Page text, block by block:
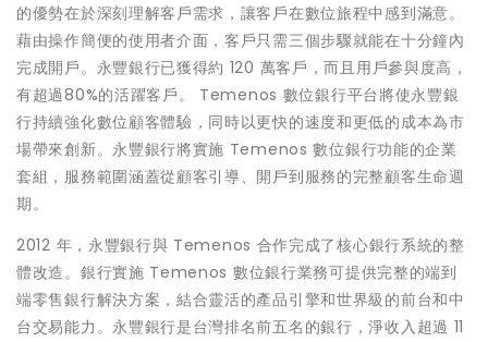
的優勢在於深刻理解客戶需求，讓客戶在數位旅程中感到滿意。
藉由操作簡便的使用者介面，客戶只需三個步驟就能在十分鐘內
完成開戶。永豐銀行已獲得約 120 萬客戶，而且用戶參與度高，
有超過80%的活躍客戶。 Temenos 數位銀行平台將使永豐銀
行持續強化數位顧客體驗，同時以更快的速度和更低的成本為市
場帶來創新。永豐銀行將實施 Temenos 數位銀行功能的企業
套組，服務範圍涵蓋從顧客引導、開戶到服務的完整顧客生命週
期。
2012 年，永豐銀行與 Temenos 合作完成了核心銀行系統的整
體改造。銀行實施 Temenos 數位銀行業務可提供完整的端到
端零售銀行解決方案，結合靈活的產品引擎和世界級的前台和中
台交易能力。永豐銀行是台灣排名前五名的銀行，淨收入超過 11